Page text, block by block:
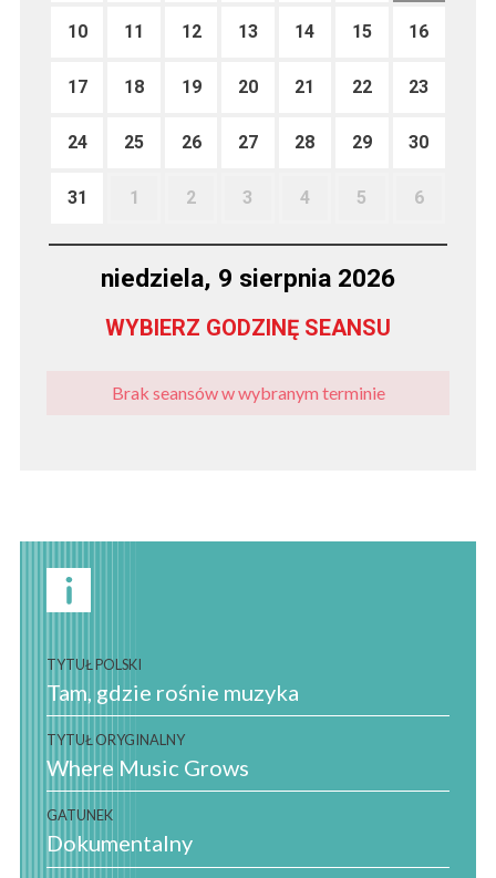
10 11 12 13 14 15 16
17 18 19 20 21 22 23
24 25 26 27 28 29 30
31 1 2 3 4 5 6
niedziela, 9 sierpnia 2026
WYBIERZ GODZINĘ SEANSU
Brak seansów w wybranym terminie
TYTUŁ POLSKI
Tam, gdzie rośnie muzyka
TYTUŁ ORYGINALNY
Where Music Grows
GATUNEK
Dokumentalny